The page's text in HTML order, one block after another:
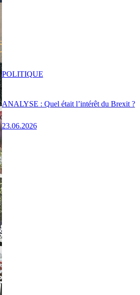
ANALYSE : Quel était l’intérêt du Brexit ?
23.06.2026
POLITIQUE